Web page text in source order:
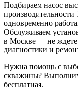
Подбираем насос
одновременно
Обслуживаем
в Москве — не ждете
диагностики и
Нужна помощь с
скважины?
бесплатная.